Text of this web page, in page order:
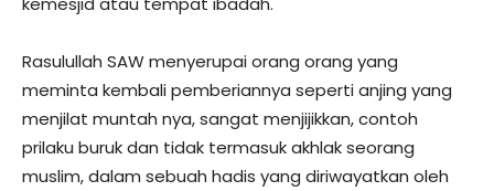
Rasulullah SAW menyerupai orang orang yang
meminta kembali pemberiannya seperti anjing yang
menjilat muntah nya, sangat menjijikkan, contoh
prilaku buruk dan tidak termasuk akhlak seorang
muslim, dalam sebuah hadis yang diriwayatkan oleh